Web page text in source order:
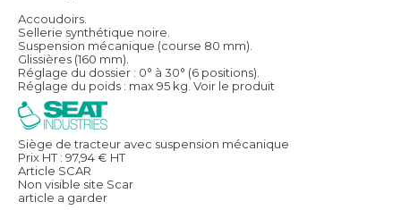
Accoudoirs.
Sellerie synthétique noire.
Suspension mécanique (course 80 mm).
Glissières (160 mm).
Réglage du dossier : 0° à 30° (6 positions).
Réglage du poids : max 95 kg. Voir le produit
Siège de tracteur avec suspension mécanique
Prix HT : 97,94€ HT
Article SCAR
Non visible site Scar
article a garder